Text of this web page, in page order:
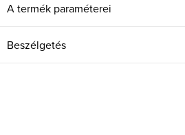
A termék paraméterei
Beszélgetés